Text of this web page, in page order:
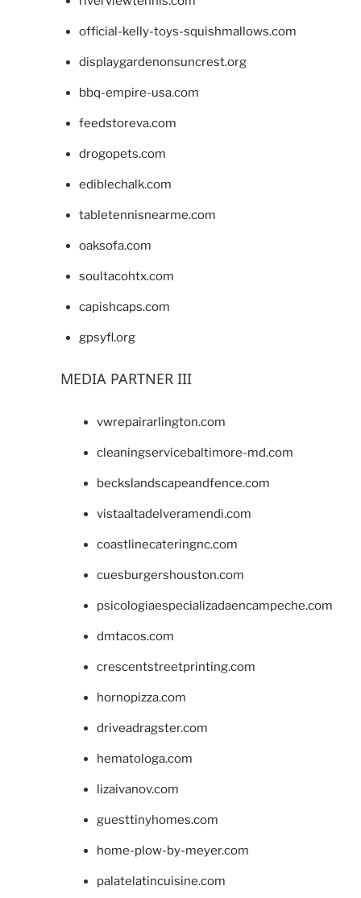
official-kelly-toys-squishmallows.com
displaygardenonsuncrest.org
bbq-empire-usa.com
feedstoreva.com
drogopets.com
ediblechalk.com
tabletennisnearme.com
oaksofa.com
soultacohtx.com
capishcaps.com
gpsyfl.org
MEDIA PARTNER III
vwrepairarlington.com
cleaningservicebaltimore-md.com
beckslandscapeandfence.com
vistaaltadelveramendi.com
coastlinecateringnc.com
cuesburgershouston.com
psicologiaespecializadaencampeche.com
dmtacos.com
crescentstreetprinting.com
hornopizza.com
driveadragster.com
hematologa.com
lizaivanov.com
guesttinyhomes.com
home-plow-by-meyer.com
palatelatincuisine.com